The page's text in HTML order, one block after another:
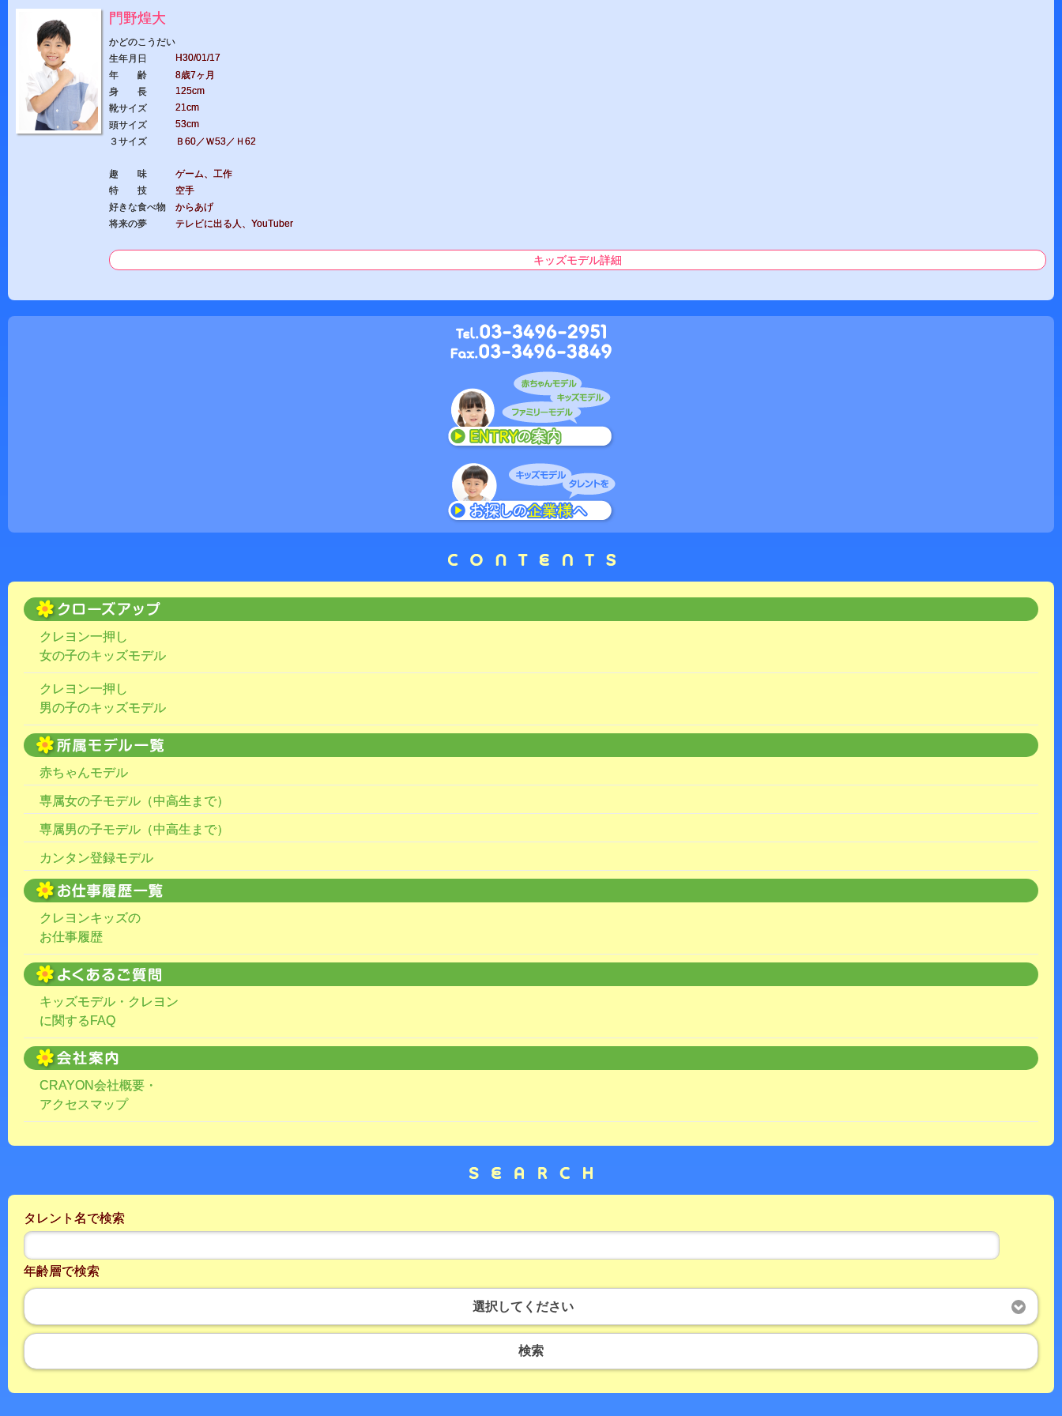
門野煌大
かどのこうだい
生年月日
H30/01/17
年 齢
8歳7ヶ月
身 長
125cm
靴サイズ
21cm
頭サイズ
53cm
３サイズ
Ｂ60／Ｗ53／Ｈ62
趣 味
ゲーム、工作
特 技
空手
好きな食べ物
からあげ
将来の夢
テレビに出る人、YouTuber
キッズモデル詳細
クレヨン一押し
女の子のキッズモデル
クレヨン一押し
男の子のキッズモデル
赤ちゃんモデル
専属女の子モデル（中高生まで）
専属男の子モデル（中高生まで）
カンタン登録モデル
クレヨンキッズの
お仕事履歴
キッズモデル・クレヨン
に関するFAQ
CRAYON会社概要・
アクセスマップ
タレント名で検索
年齢層で検索
選択してください
検索